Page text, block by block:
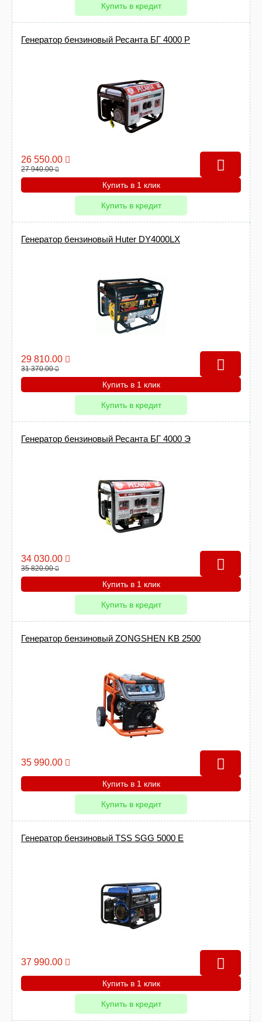
Купить в кредит
Генератор бензиновый Ресанта БГ 4000 Р
26 550.00
27 940.00
Купить в 1 клик
Купить в кредит
Генератор бензиновый Huter DY4000LX
29 810.00
31 370.00
Купить в 1 клик
Купить в кредит
Генератор бензиновый Ресанта БГ 4000 Э
34 030.00
35 820.00
Купить в 1 клик
Купить в кредит
Генератор бензиновый ZONGSHEN KB 2500
35 990.00
Купить в 1 клик
Купить в кредит
Генератор бензиновый TSS SGG 5000 E
37 990.00
Купить в 1 клик
Купить в кредит